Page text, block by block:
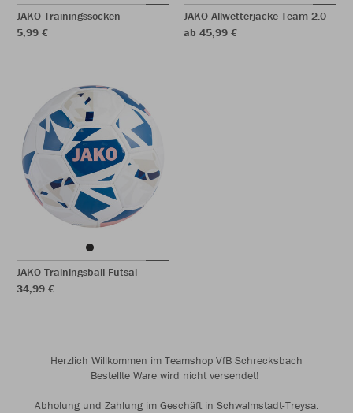
JAKO Trainingssocken
5,99 €
JAKO Allwetterjacke Team 2.0
ab 45,99 €
JAKO Trainingsball Futsal
34,99 €
Herzlich Willkommen im Teamshop VfB Schrecksbach
Bestellte Ware wird nicht versendet!
Abholung und Zahlung im Geschäft in Schwalmstadt-Treysa.